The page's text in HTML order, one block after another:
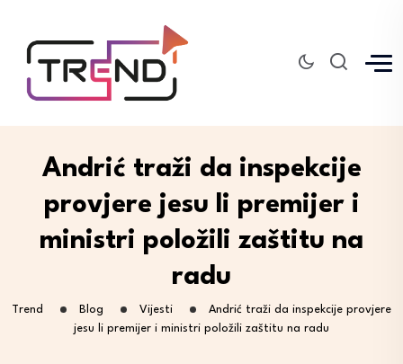
Andrić traži da inspekcije
provjere jesu li premijer i
ministri položili zaštitu na
radu
Trend Blog Vijesti
Andrić traži da inspekcije provjere
jesu li premijer i ministri položili zaštitu na radu